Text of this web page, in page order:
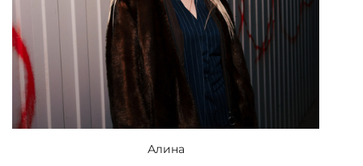
Алина